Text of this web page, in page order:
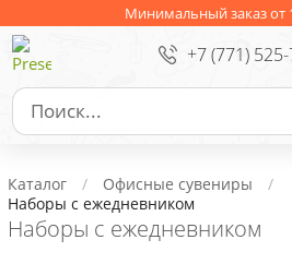
Минимальный заказ от
+7 (771)
Ежедневники
Сувениры к
Деловые
Съедобные подарки
Каталог
Офисные сувениры
Наборы с ежедневником
Наборы с ежедневником